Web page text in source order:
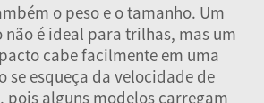
o peso e o tamanho. Um
não é ideal para trilhas, mas um
cabe facilmente em uma
se esqueça da velocidade de
pois alguns modelos carregam